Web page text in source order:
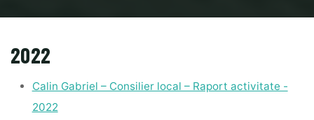
2022
Calin Gabriel – Consilier local – Raport activitate -
2022